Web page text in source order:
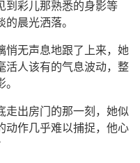
到彩儿那熟悉的身影等
晨光洒落。
悄无声息地跟了上来，她
活人该有的气息波动，整
走出房门的那一刻，她似
动作几乎难以捕捉，他心